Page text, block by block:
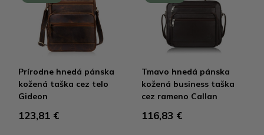
Prírodne hnedá pánska
kožená taška cez telo
Gideon
123,81 €
Tmavo hnedá pánska
kožená business taška
cez rameno Callan
116,83 €